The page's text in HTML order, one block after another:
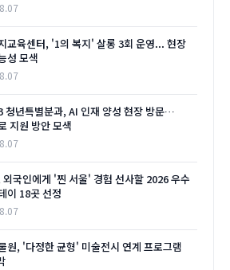
교육센터, '1의 복지' 살롱 3회 운영... 현장
성 모색
청년특별분과, AI 인재 양성 현장 방문…
지원 방안 모색
외국인에게 '찐 서울' 경험 선사할 2026 우수
이 18곳 선정
원, '다정한 균형' 미술전시 연계 프로그램